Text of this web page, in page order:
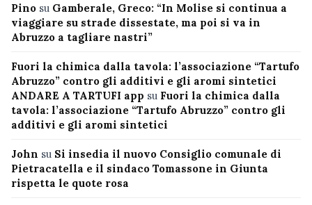
Pino su Gamberale, Greco: “In Molise si continua a
viaggiare su strade dissestate, ma poi si va in
Abruzzo a tagliare nastri”
Fuori la chimica dalla tavola: l’associazione “Tartufo
Abruzzo” contro gli additivi e gli aromi sintetici
ANDARE A TARTUFI app su Fuori la chimica dalla
tavola: l’associazione “Tartufo Abruzzo” contro gli
additivi e gli aromi sintetici
John su Si insedia il nuovo Consiglio comunale di
Pietracatella e il sindaco Tomassone in Giunta
rispetta le quote rosa